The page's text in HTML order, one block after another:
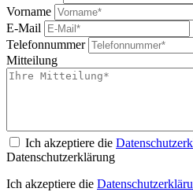
Vorname
E-Mail
Telefonnummer
Mitteilung
Ich akzeptiere die
Datenschutzerklärung
Ich akzeptiere die